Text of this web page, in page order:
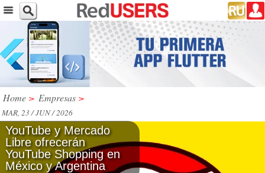
Home > Empresas >
MAR, 23 / JUN / 2026
YouTube y Mercado
Libre ofrecerán
YouTube Shopping en
México y Argentina